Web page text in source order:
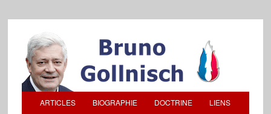
ARTICLES BIOGRAPHIE DOCTRINE LIENS